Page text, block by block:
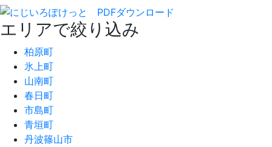
エリアで絞り込み
柏原町
氷上町
山南町
春日町
市島町
青垣町
丹波篠山市